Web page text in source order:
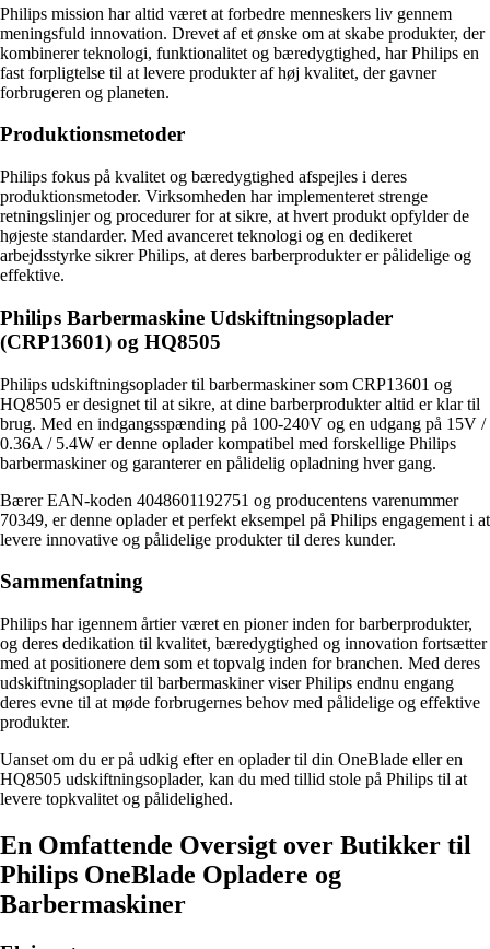
Philips mission har altid været at forbedre menneskers liv gennem
meningsfuld innovation. Drevet af et ønske om at skabe produkter, der
kombinerer teknologi, funktionalitet og bæredygtighed, har Philips en
fast forpligtelse til at levere produkter af høj kvalitet, der gavner
forbrugeren og planeten.
Produktionsmetoder
Philips fokus på kvalitet og bæredygtighed afspejles i deres
produktionsmetoder. Virksomheden har implementeret strenge
retningslinjer og procedurer for at sikre, at hvert produkt opfylder de
højeste standarder. Med avanceret teknologi og en dedikeret
arbejdsstyrke sikrer Philips, at deres barberprodukter er pålidelige og
effektive.
Philips Barbermaskine Udskiftningsoplader
(CRP13601) og HQ8505
Philips udskiftningsoplader til barbermaskiner som CRP13601 og
HQ8505 er designet til at sikre, at dine barberprodukter altid er klar til
brug. Med en indgangsspænding på 100-240V og en udgang på 15V /
0.36A / 5.4W er denne oplader kompatibel med forskellige Philips
barbermaskiner og garanterer en pålidelig opladning hver gang.
Bærer EAN-koden 4048601192751 og producentens varenummer
70349, er denne oplader et perfekt eksempel på Philips engagement i at
levere innovative og pålidelige produkter til deres kunder.
Sammenfatning
Philips har igennem årtier været en pioner inden for barberprodukter,
og deres dedikation til kvalitet, bæredygtighed og innovation fortsætter
med at positionere dem som et topvalg inden for branchen. Med deres
udskiftningsoplader til barbermaskiner viser Philips endnu engang
deres evne til at møde forbrugernes behov med pålidelige og effektive
produkter.
Uanset om du er på udkig efter en oplader til din OneBlade eller en
HQ8505 udskiftningsoplader, kan du med tillid stole på Philips til at
levere topkvalitet og pålidelighed.
En Omfattende Oversigt over Butikker til
Philips OneBlade Opladere og
Barbermaskiner